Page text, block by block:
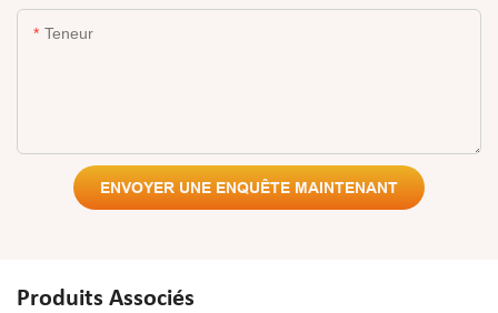
Teneur
ENVOYER UNE ENQUÊTE MAINTENANT
Produits Associés